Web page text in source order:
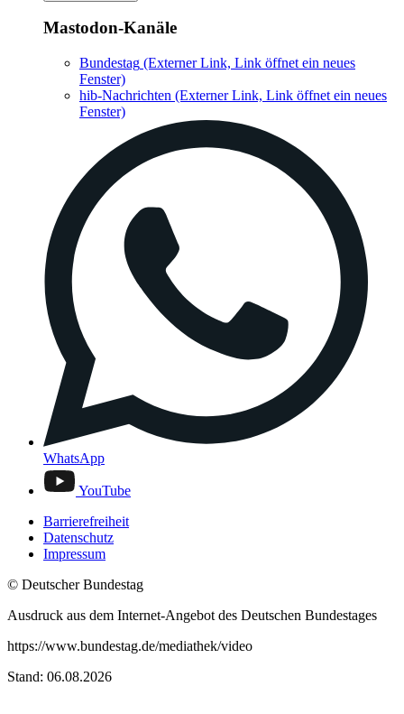
Mastodon-Kanäle
Bundestag (Externer Link, Link öffnet ein neues
Fenster)
hib-Nachrichten (Externer Link, Link öffnet ein neues
Fenster)
WhatsApp
YouTube
Barrierefreiheit
Datenschutz
Impressum
© Deutscher Bundestag
Ausdruck aus dem Internet-Angebot des Deutschen Bundestages
https://www.bundestag.de/mediathek/video
Stand: 06.08.2026